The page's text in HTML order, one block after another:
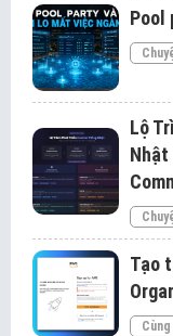
Pool
Lộ
Tạo